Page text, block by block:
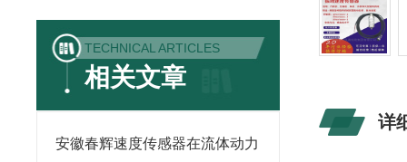
TECHNICAL ARTICLES
相关文章
安徽春辉速度传感器在流体动力
详